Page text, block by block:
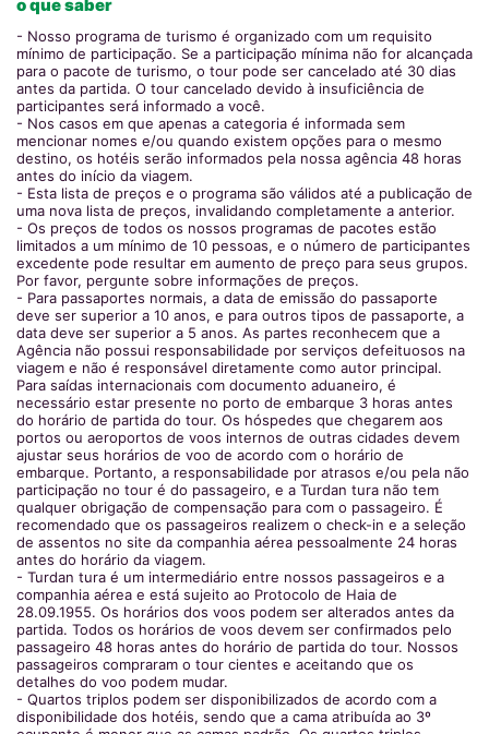
o que saber
- Nosso programa de turismo é organizado com um requisito
mínimo de participação. Se a participação mínima não for alcançada
para o pacote de turismo, o tour pode ser cancelado até 30 dias
antes da partida. O tour cancelado devido à insuficiência de
participantes será informado a você.
- Nos casos em que apenas a categoria é informada sem
mencionar nomes e/ou quando existem opções para o mesmo
destino, os hotéis serão informados pela nossa agência 48 horas
antes do início da viagem.
- Esta lista de preços e o programa são válidos até a publicação de
uma nova lista de preços, invalidando completamente a anterior.
- Os preços de todos os nossos programas de pacotes estão
limitados a um mínimo de 10 pessoas, e o número de participantes
excedente pode resultar em aumento de preço para seus grupos.
Por favor, pergunte sobre informações de preços.
- Para passaportes normais, a data de emissão do passaporte
deve ser superior a 10 anos, e para outros tipos de passaporte, a
data deve ser superior a 5 anos. As partes reconhecem que a
Agência não possui responsabilidade por serviços defeituosos na
viagem e não é responsável diretamente como autor principal.
Para saídas internacionais com documento aduaneiro, é
necessário estar presente no porto de embarque 3 horas antes
do horário de partida do tour. Os hóspedes que chegarem aos
portos ou aeroportos de voos internos de outras cidades devem
ajustar seus horários de voo de acordo com o horário de
embarque. Portanto, a responsabilidade por atrasos e/ou pela não
participação no tour é do passageiro, e a Turdan tura não tem
qualquer obrigação de compensação para com o passageiro. É
recomendado que os passageiros realizem o check-in e a seleção
de assentos no site da companhia aérea pessoalmente 24 horas
antes do horário da viagem.
- Turdan tura é um intermediário entre nossos passageiros e a
companhia aérea e está sujeito ao Protocolo de Haia de
28.09.1955. Os horários dos voos podem ser alterados antes da
partida. Todos os horários de voos devem ser confirmados pelo
passageiro 48 horas antes do horário de partida do tour. Nossos
passageiros compraram o tour cientes e aceitando que os
detalhes do voo podem mudar.
- Quartos triplos podem ser disponibilizados de acordo com a
disponibilidade dos hotéis, sendo que a cama atribuída ao 3º